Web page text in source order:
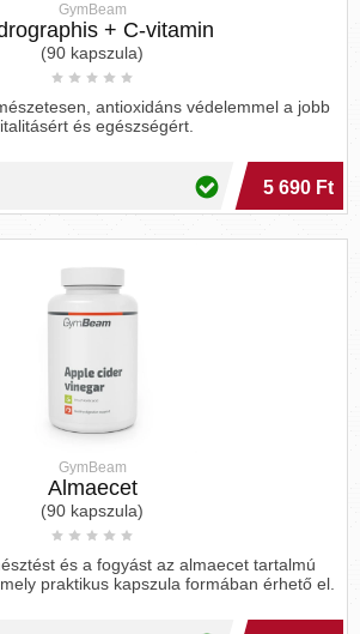
GymBeam
+ C-vitamin
(90 kapszula)
antioxidáns védelemmel a jobb
és egészségért.
5 690 Ft
GymBeam
Almaecet
(90 kapszula)
és a fogyást az almaecet tartalmú
praktikus kapszula formában érhető el.